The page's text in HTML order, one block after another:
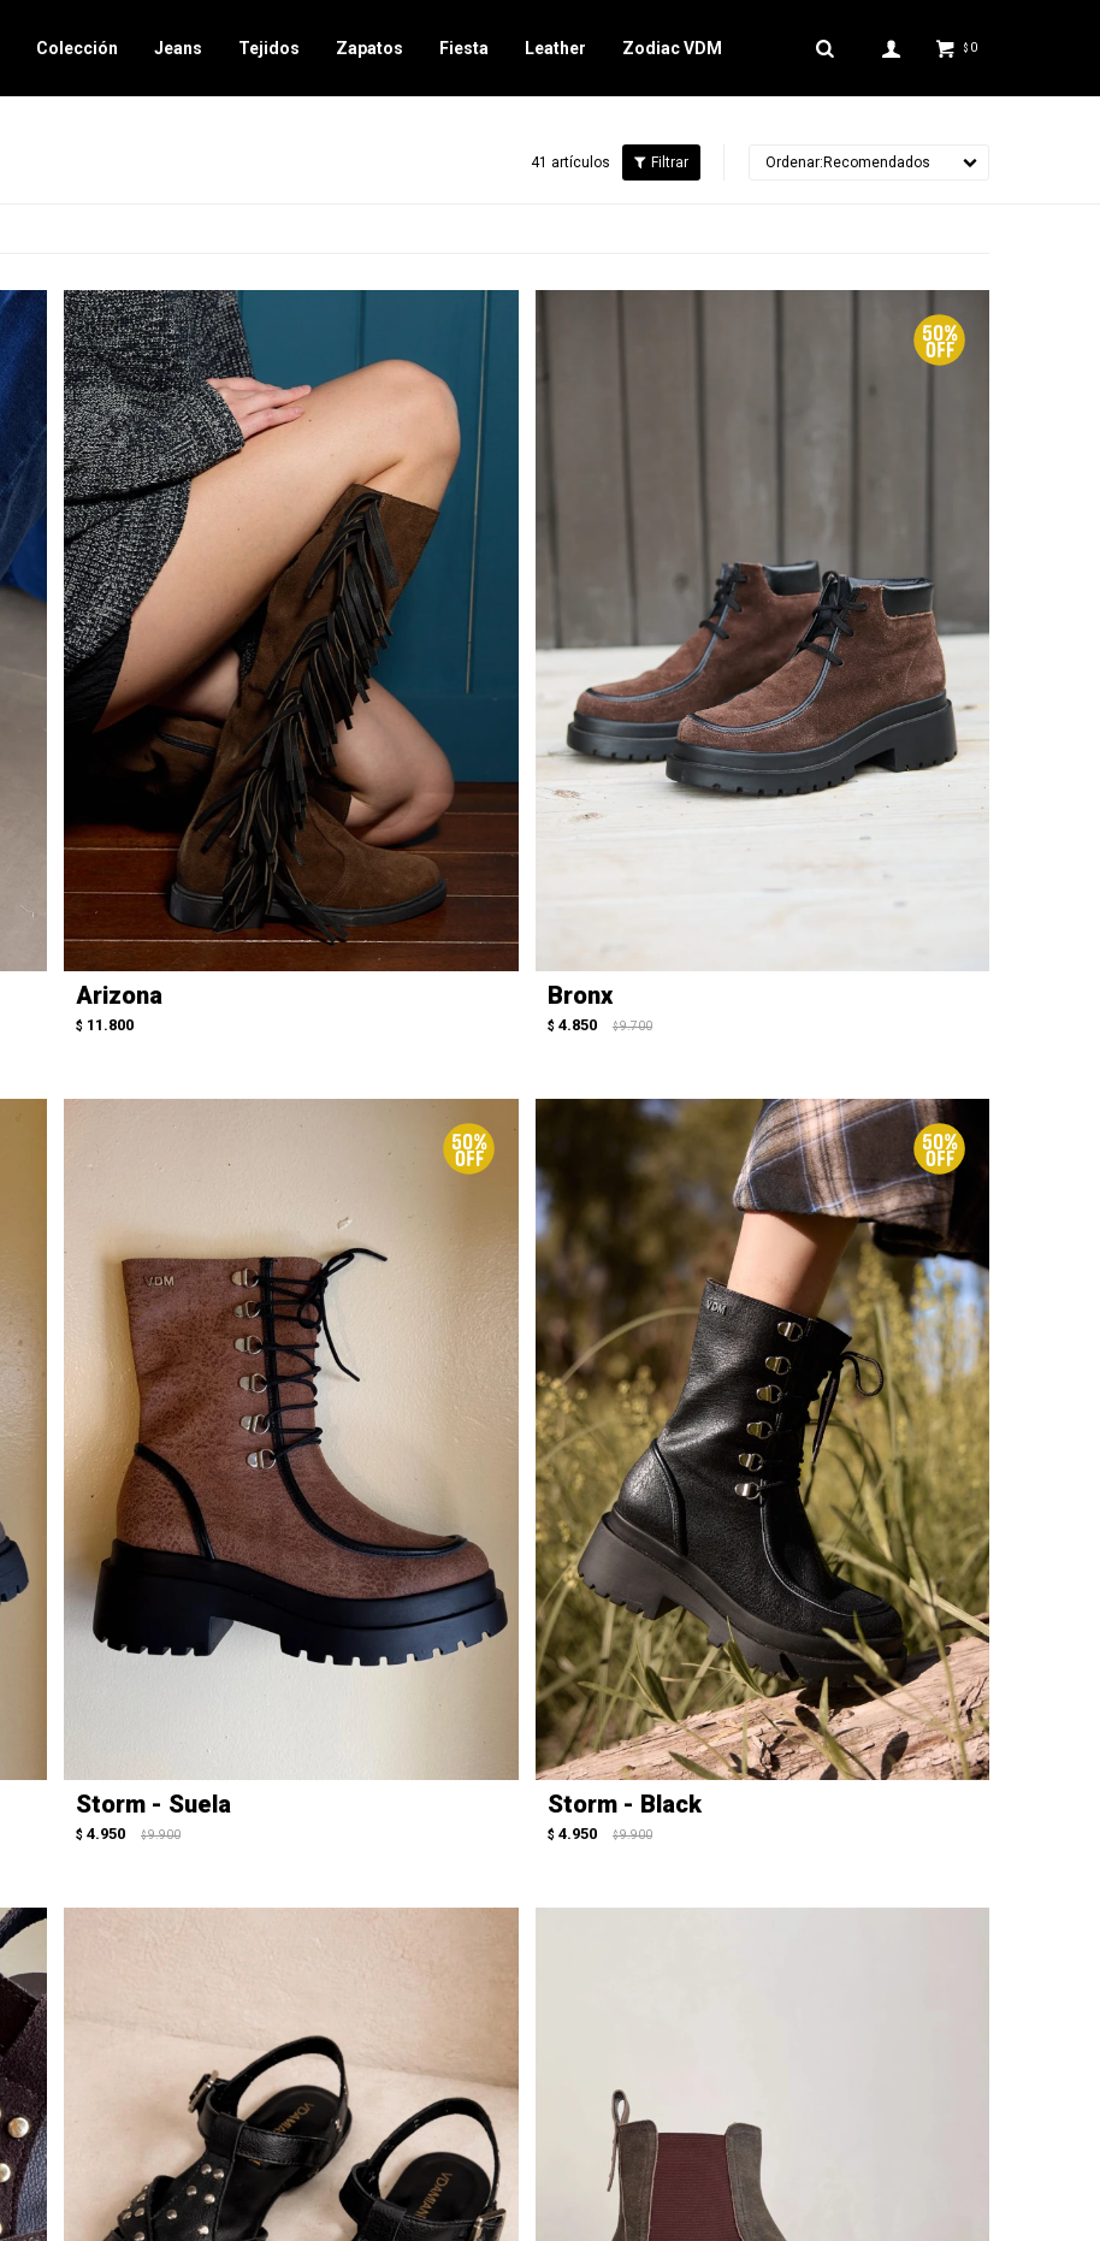
Colección Jeans Tejidos Zapatos Fiesta Leather Zodiac VDM $ 0
41 artículos Recomendados
Arizona
$ 11.800
Bronx
$ 4.850 $ 9.700
Storm - Suela
$ 4.950 $ 9.900
Storm - Black
$ 4.950 $ 9.900